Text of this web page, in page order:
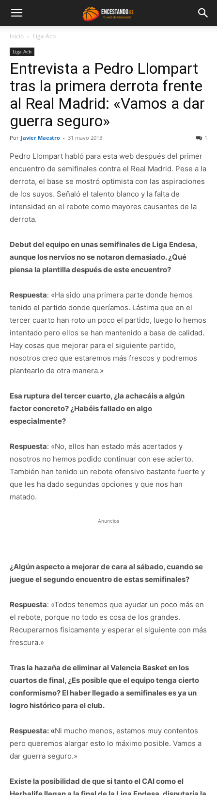
Inicio Liga Acb
Liga Acb
Entrevista a Pedro Llompart
tras la primera derrota frente
al Real Madrid: «Vamos a dar
guerra seguro»
Por Javier Maestro - 31 mayo 2013 1
Pedro Llompart habló para esta web después del primer
encuentro de semifinales contra el Real Madrid. Pese a la
derrota, el base se mostró optimista con las aspiraciones
de los suyos. Señaló el talento blanco y la falta de
intensidad en el rebote como mayores causantes de la
derrota.
Debut del equipo en unas semifinales de Liga Endesa,
aunque los nervios no se notaron demasiado. ¿Qué
piensa la plantilla después de este encuentro?
Respuesta: «Ha sido una primera parte donde hemos
tenido el partido donde queríamos. Lástima que en el
tercer cuarto han roto un poco el partido, luego lo hemos
intentado pero ellos se han mantenido a base de calidad.
Hay cosas que mejorar para el siguiente partido,
nosotros creo que estaremos más frescos y podremos
plantearlo de otra manera.»
Esa ruptura del tercer cuarto, ¿la achacáis a algún
factor concreto? ¿Habéis fallado en algo
especialmente?
Respuesta: «No, ellos han estado más acertados y
nosotros no hemos podido continuar con ese acierto.
También han tenido un rebote ofensivo bastante fuerte y
que les ha dado segundas opciones y que nos han
matado.
Anuncios
¿Algún aspecto a mejorar de cara al sábado, cuando se
juegue el segundo encuentro de estas semifinales?
Respuesta: «Todos tenemos que ayudar un poco más en
el rebote, porque no todo es cosa de los grandes.
Recuperarnos físicamente y esperar el siguiente con más
frescura.»
Tras la hazaña de eliminar al Valencia Basket en los
cuartos de final, ¿Es posible que el equipo tenga cierto
conformismo? El haber llegado a semifinales es ya un
logro histórico para el club.
Respuesta: «Ni mucho menos, estamos muy contentos
pero queremos alargar esto lo máximo posible. Vamos a
dar guerra seguro.»
Existe la posibilidad de que si tanto el CAI como el